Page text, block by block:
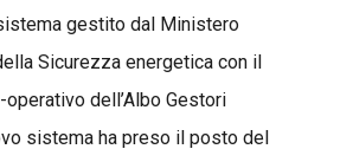
gestito dal Ministero
Sicurezza energetica con il
dell’Albo Gestori
sistema ha preso il posto del